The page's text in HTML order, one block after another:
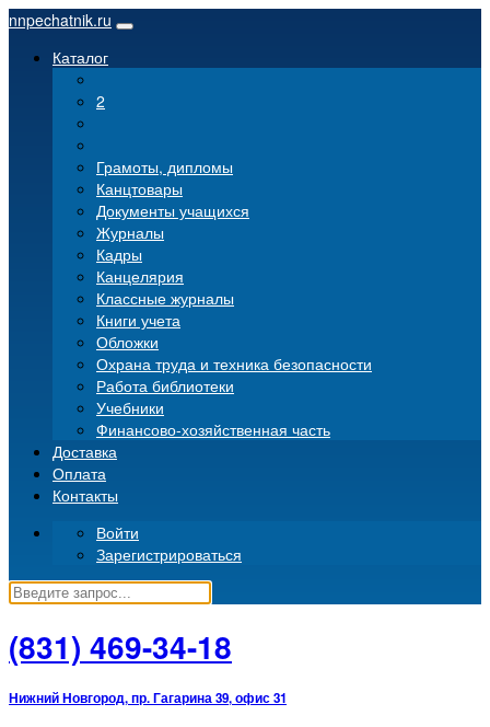
nnpechatnik.ru
Каталог
2
Грамоты, дипломы
Канцтовары
Документы учащихся
Журналы
Кадры
Канцелярия
Классные журналы
Книги учета
Обложки
Охрана труда и техника безопасности
Работа библиотеки
Учебники
Финансово-хозяйственная часть
Доставка
Оплата
Контакты
Войти
Зарегистрироваться
(831) 469-34-18
Нижний Новгород, пр. Гагарина 39, офис 31